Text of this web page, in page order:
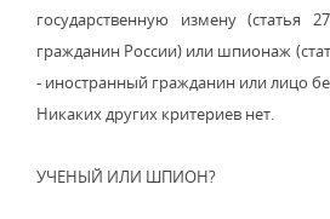
государственную измену (статья
гражданин России) или шпионаж
- иностранный гражданин или лицо
Никаких других критериев нет.
УЧЕНЫЙ ИЛИ ШПИОН?